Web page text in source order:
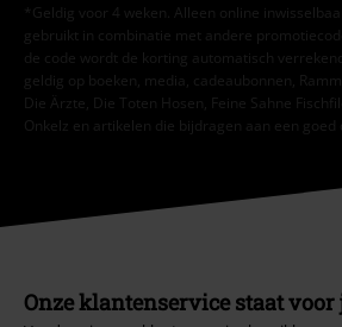
*Geldig voor 4 weken. Alleen online
gebruikt in combinatie met andere
de code wordt de korting automatisch
geldig op boeken, media, cadeaubonnen,
Die Ärzte, Die Toten Hosen, Feine Sahne
Onkelz en artikelen die bijdragen aan een goed
Onze klantenservice staat voor